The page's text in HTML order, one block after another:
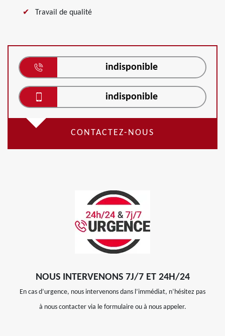
Travail de qualité
indisponible
indisponible
CONTACTEZ-NOUS
NOUS INTERVENONS 7J/7 ET 24H/24
En cas d’urgence, nous intervenons dans l’immédiat, n’hésitez pas
à nous contacter via le formulaire ou à nous appeler.